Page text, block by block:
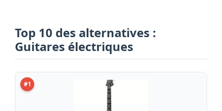
Top 10 des alternatives :
Guitares électriques
#1